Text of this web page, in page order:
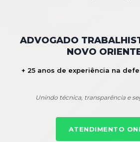
ADVOGADO
NOVO
+ 25 anos de experiência na
Unindo técnica, transparência e
ATENDIMENTO